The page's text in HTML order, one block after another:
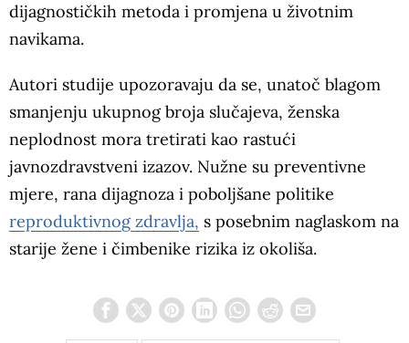
dijagnostičkih metoda i promjena u životnim
navikama.
Autori studije upozoravaju da se, unatoč blagom
smanjenju ukupnog broja slučajeva, ženska
neplodnost mora tretirati kao rastući
javnozdravstveni izazov. Nužne su preventivne
mjere, rana dijagnoza i poboljšane politike
reproduktivnog zdravlja, s posebnim naglaskom na
starije žene i čimbenike rizika iz okoliša.